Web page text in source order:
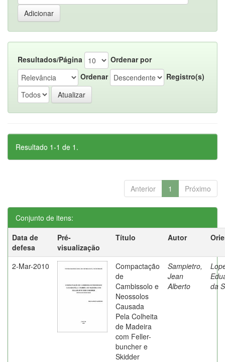
Resultados/Página
Ordenar por
Ordenar
Registro(s)
Resultado 1-1 de 1.
Anterior 1 Próximo
Conjunto de itens:
Data de
defesa
Pré-
visualização
Título Autor
2-Mar-2010
Compactação
de
Cambissolo e
Neossolos
Causada
Pela Colheita
de Madeira
com Feller-
buncher e
Skidder
Sampietro,
Jean
Alberto
da